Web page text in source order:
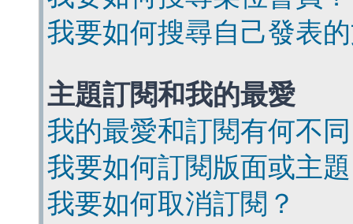
我要如何搜尋自己發表
主題訂閱和我的最愛
我的最愛和訂閱有何不
我要如何訂閱版面或主
我要如何取消訂閱？